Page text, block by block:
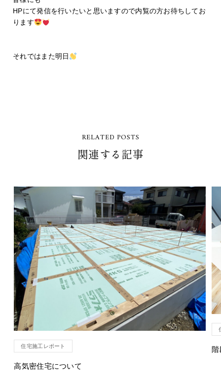
HPにて発信を行いたいと思いますので内覧の方お待ちしてお
ります
それではまた明日
RELATED POSTS
関連する記事
住宅施工レポート
高気密住宅について
階